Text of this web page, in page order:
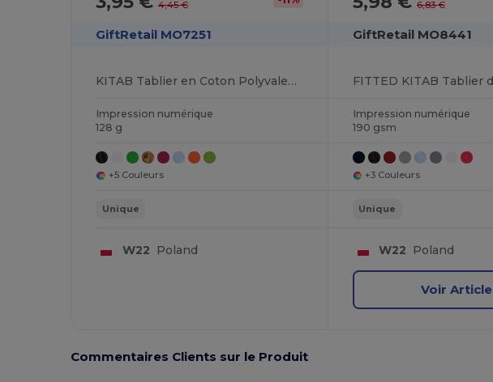
4,45 €
GiftRetail MO7251
KITAB Tablier en Coton Polyvalent pour Cuisine et Jardinage
Impression numérique
128 g
+5 Couleurs
Unique
W22 Poland
6,83 €
GiftRetail MO8441
Impression numérique
190 gsm
+3 Couleurs
Unique
W22 Poland
Voir Article
Commentaires Clients sur le Produit